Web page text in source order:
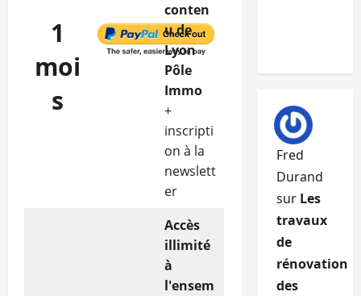
1
moi
s
conten
u de
Lyon
Pôle
Immo
+
inscripti
on à la
newslett
er
Accès
illimité
à
l'ensem
Fred
Durand
sur Les
travaux
de
rénovation
des